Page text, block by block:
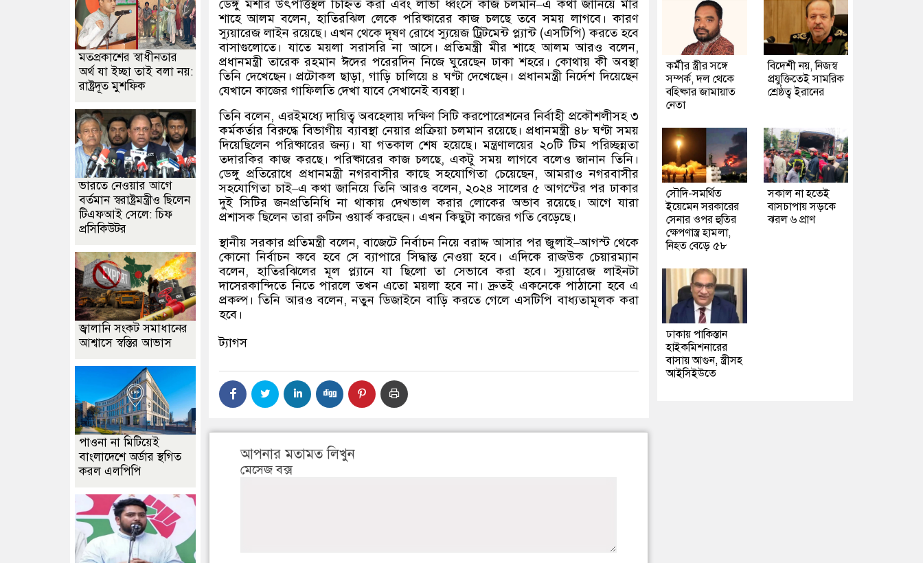
ডেঙ্গু মশার উৎপত্তিস্থল চিহ্নিত করা এবং লাভা ধ্বংসে কাজ চলমান–এ কথা জানিয়ে মীর
শাহে আলম বলেন,হাতিরঝিল লেকে পরিষ্কারের কাজ চলছে তবে সময় লাগবে। কারণ
স্যুয়ারেজ লাইন রয়েছে। এখন থেকে দূষণ রোধে স্যুয়েজ ট্রিটমেন্ট প্ল্যান্ট(এসটিপি)করতে হবে
বাসাগুলোতে। যাতে ময়লা সরাসরি না আসে। প্রতিমন্ত্রী মীর শাহে আলম আরও বলেন,
প্রধানমন্ত্রী তারেক রহমান ঈদের পরেরদিন নিজে ঘুরেছেন ঢাকা শহরে। কোথায় কী অবস্থা
তিনি দেখেছেন। প্রটোকল ছাড়া,গাড়ি চালিয়ে ৪ ঘণ্টা দেখেছেন। প্রধানমন্ত্রী নির্দেশ দিয়েছেন
যেখানে কাজের গাফিলতি দেখা যাবে সেখানেই ব্যবস্থা।
তিনি বলেন, এরইমধ্যে দায়িত্ব অবহেলায় দক্ষিণ সিটি করপোরেশনের নির্বাহী প্রকৌশলীসহ ৩
কর্মকর্তার বিরুদ্ধে বিভাগীয় ব্যাবস্থা নেয়ার প্রক্রিয়া চলমান রয়েছে। প্রধানমন্ত্রী ৪৮ ঘণ্টা সময়
দিয়েছিলেন পরিষ্কারের জন্য। যা গতকাল শেষ হয়েছে। মন্ত্রণালয়ের ২০টি টিম পরিচ্ছন্নতা
তদারকির কাজ করছে। পরিষ্কারের কাজ চলছে, একটু সময় লাগবে বলেও জানান তিনি।
ডেঙ্গু প্রতিরোধে প্রধানমন্ত্রী নগরবাসীর কাছে সহযোগিতা চেয়েছেন,আমরাও নগরবাসীর
সহযোগিতা চাই–এ কথা জানিয়ে তিনি আরও বলেন,২০২৪ সালের ৫ আগস্টের পর ঢাকার
দুই সিটির জনপ্রতিনিধি না থাকায় দেখভাল করার লোকের অভাব রয়েছে। আগে যারা
প্রশাসক ছিলেন তারা রুটিন ওয়ার্ক করছেন। এখন কিছুটা কাজের গতি বেড়েছে।
স্থানীয় সরকার প্রতিমন্ত্রী বলেন,বাজেটে নির্বাচন নিয়ে বরাদ্দ আসার পর জুলাই–আগস্ট থেকে
কোনো নির্বাচন কবে হবে সে ব্যাপারে সিদ্ধান্ত নেওয়া হবে। এদিকে রাজউক চেয়ারম্যান
বলেন,হাতিরঝিলের মূল প্ল্যানে যা ছিলো তা সেভাবে করা হবে। স্যুয়ারেজ লাইনটা
দাসেরকান্দিতে নিতে পারলে তখন এতো ময়লা হবে না। দ্রুতই একনেকে পাঠানো হবে এ
প্রকল্প। তিনি আরও বলেন,নতুন ডিজাইনে বাড়ি করতে গেলে এসটিপি বাধ্যতামূলক করা
হবে।
ট্যাগস
আপনার মতামত লিখুন
মেসেজ বক্স
মতপ্রকাশের স্বাধীনতার
অর্থ যা ইচ্ছা তাই বলা নয়:
রাষ্ট্রদূত মুশফিক
ভারতে নেওয়ার আগে
বর্তমান স্বরাষ্ট্রমন্ত্রীও ছিলেন
টিএফআই সেলে: চিফ
প্রসিকিউটর
জ্বালানি সংকট সমাধানের
আশ্বাসে স্বস্তির আভাস
পাওনা না মিটিয়েই
বাংলাদেশে অর্ডার স্থগিত
করল এলপিপি
কর্মীর স্ত্রীর সঙ্গে
সম্পর্ক, দল থেকে
বহিষ্কার জামায়াত
নেতা
বিদেশী নয়, নিজস্ব
প্রযুক্তিতেই সামরিক
শ্রেষ্ঠত্ব ইরানের
সৌদি-সমর্থিত
ইয়েমেন সরকারের
সেনার ওপর হুতির
ক্ষেপণাস্ত্র হামলা,
নিহত বেড়ে ৫৮
সকাল না হতেই
বাসচাপায় সড়কে
ঝরল ৬ প্রাণ
ঢাকায় পাকিস্তান
হাইকমিশনারের
বাসায় আগুন, স্ত্রীসহ
আইসিইউতে